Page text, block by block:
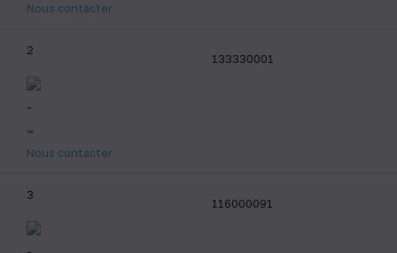
Nous contacter
2
133330001
-
-
Nous contacter
3
116000091